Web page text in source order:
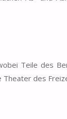
Teile des
des